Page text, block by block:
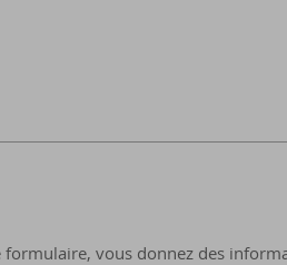
formulaire, vous donnez des